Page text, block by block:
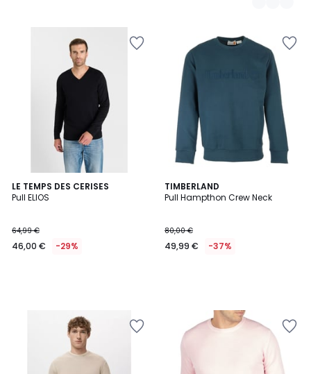
LE TEMPS DES CERISES
Pull ELIOS
64,99 €
46,00 € -29%
TIMBERLAND
Pull Hampthon Crew Neck
80,00 €
49,99 € -37%